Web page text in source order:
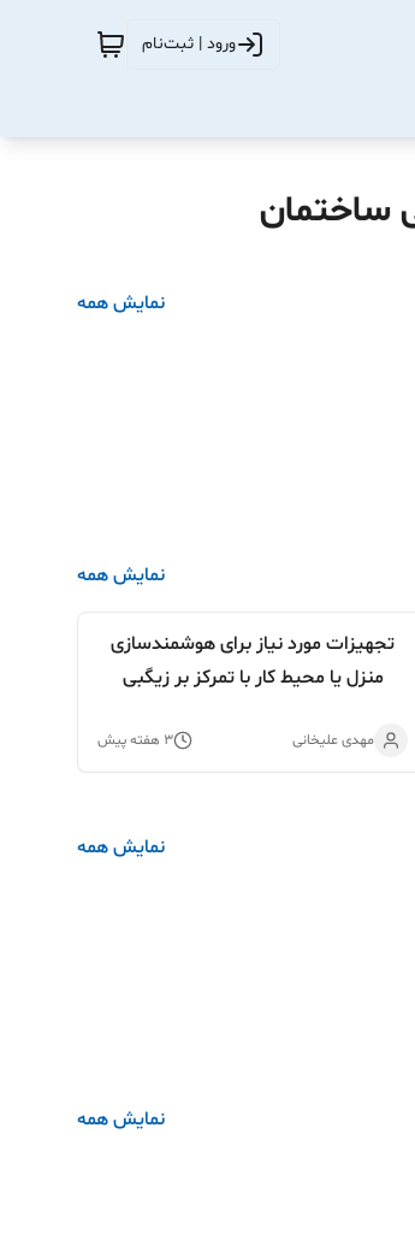
ورود | ثبت‌نام
ساختمان
نمایش همه
نمایش همه
تجهیزات مورد نیاز برای هوشمندسازی
منزل یا محیط کار با تمرکز بر زیگبی
۳ هفته پیش مهدی علیخانی
نمایش همه
نمایش همه